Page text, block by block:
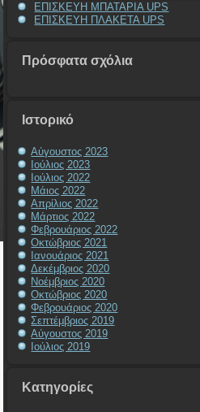
ΕΠΙΣΚΕΥΗ ΜΠΑΤΑΡΙΑ UPS
ΕΠΙΣΚΕΥΗ ΠΛΑΚΕΤΑ UPS
Πρόσφατα σχόλια
Ιστορικό
Αύγουστος 2023
Ιούλιος 2023
Ιούλιος 2022
Μάιος 2022
Απρίλιος 2022
Μάρτιος 2022
Φεβρουάριος 2022
Οκτώβριος 2021
Ιανουάριος 2021
Δεκέμβριος 2020
Νοέμβριος 2020
Οκτώβριος 2020
Φεβρουάριος 2020
Σεπτέμβριος 2019
Αύγουστος 2019
Ιούλιος 2019
Kατηγορίες